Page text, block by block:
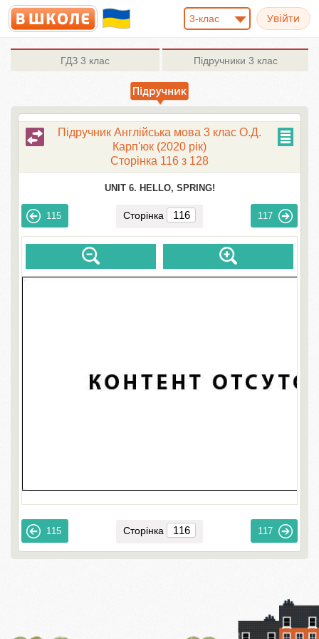
3-клас
ГДЗ 3 клас Підручники 3 клас
Підручник Англійська мова 3 клас О.Д.
Карп'юк (2020 рік)
Сторінка 116 з 128
UNIT 6. HELLO, SPRING!
115 Сторінка 117
115 Сторінка 117